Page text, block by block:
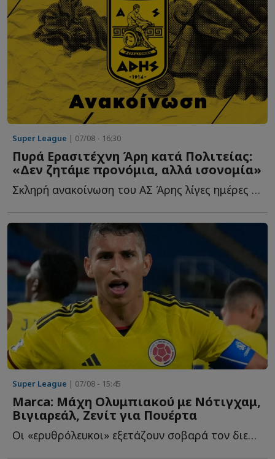
Super League | 07/08 - 16:30
Πυρά Ερασιτέχνη Άρη κατά Πολιτείας:
«Δεν ζητάμε προνόμια, αλλά ισονομία»
Σκληρή ανακοίνωση του ΑΣ Άρης λίγες ημέρες πριν από τ...
Super League | 07/08 - 15:45
Marca: Μάχη Ολυμπιακού με Νότιγχαμ,
Βιγιαρεάλ, Ζενίτ για Πουέρτα
Οι «ερυθρόλευκοι» εξετάζουν σοβαρά τον διεθνή Κολομβιανό χ...